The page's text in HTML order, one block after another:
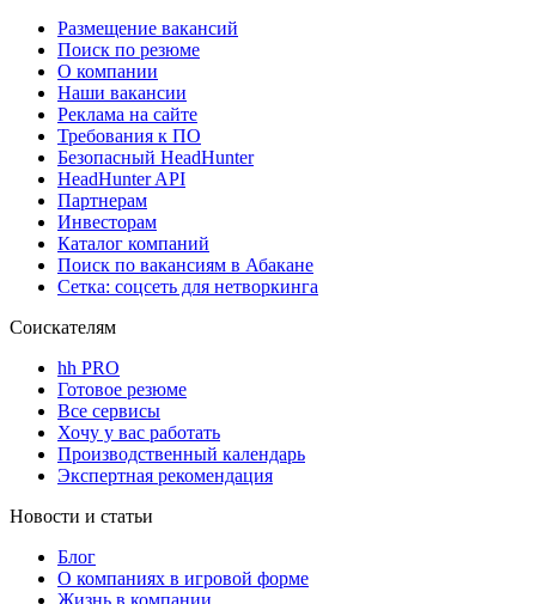
Размещение вакансий
Поиск по резюме
О компании
Наши вакансии
Реклама на сайте
Требования к ПО
Безопасный HeadHunter
HeadHunter API
Партнерам
Инвесторам
Каталог компаний
Поиск по вакансиям в Абакане
Сетка: соцсеть для нетворкинга
Соискателям
hh PRO
Готовое резюме
Все сервисы
Хочу у вас работать
Производственный календарь
Экспертная рекомендация
Новости и статьи
Блог
О компаниях в игровой форме